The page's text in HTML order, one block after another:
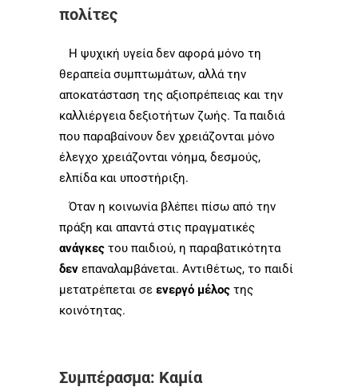
πολίτες
Η ψυχική υγεία δεν αφορά μόνο τη
θεραπεία συμπτωμάτων, αλλά την
αποκατάσταση της αξιοπρέπειας και την
καλλιέργεια δεξιοτήτων ζωής. Τα παιδιά
που παραβαίνουν δεν χρειάζονται μόνο
έλεγχο χρειάζονται νόημα, δεσμούς,
ελπίδα και υποστήριξη.
Όταν η κοινωνία βλέπει πίσω από την
πράξη και απαντά στις πραγματικές
ανάγκες του παιδιού, η παραβατικότητα
δεν επαναλαμβάνεται. Αντιθέτως, το παιδί
μετατρέπεται σε ενεργό μέλος της
κοινότητας.
Συμπέρασμα: Καμία